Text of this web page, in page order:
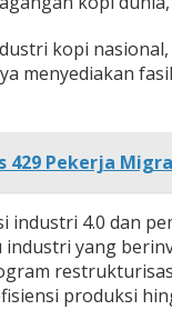
kopi
menyediakan
429 Pekerja
industri 4.0 dan
yang
produksi